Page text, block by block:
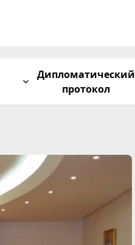
Дипломатический
протокол